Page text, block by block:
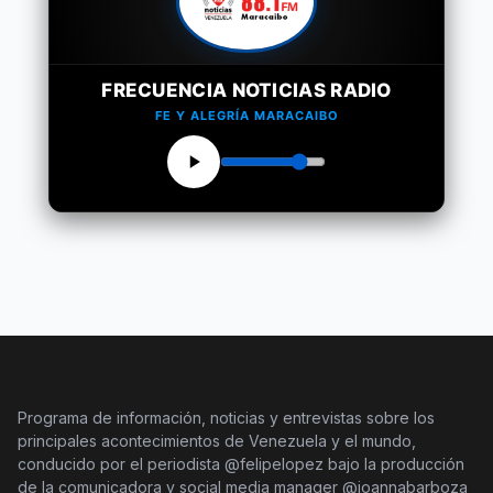
FRECUENCIA NOTICIAS RADIO
FE Y ALEGRÍA MARACAIBO
Programa de información, noticias y entrevistas sobre los
principales acontecimientos de Venezuela y el mundo,
conducido por el periodista @felipelopez bajo la producción
de la comunicadora y social media manager @joannabarboza